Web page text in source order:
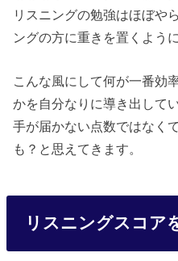
リスニングの勉強はほぼや
ングの方に重きを置くよう
こんな風にして何が一番効
かを自分なりに導き出して
手が届かない点数ではなく
も？と思えてきます。
リスニングスコア